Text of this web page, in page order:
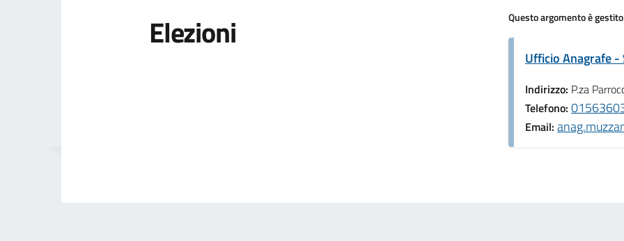
Elezioni Questo argomento è
Ufficio Anagrafe
Indirizzo: P.za
Telefono:
Email: